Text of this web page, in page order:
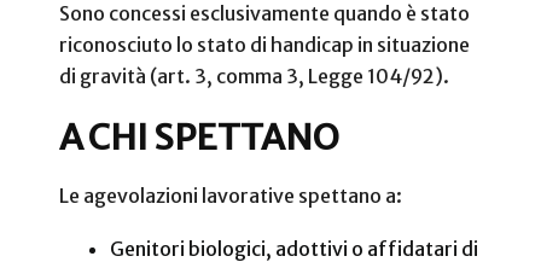
Sono concessi esclusivamente quando è stato
riconosciuto lo stato di handicap in situazione
di gravità (art. 3, comma 3, Legge 104/92).
A CHI SPETTANO
Le agevolazioni lavorative spettano a:
Genitori biologici, adottivi o affidatari di